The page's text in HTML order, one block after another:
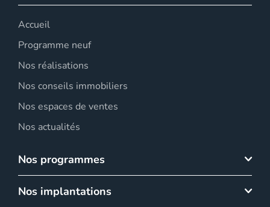
Accueil
Programme neuf
Nos réalisations
Nos conseils immobiliers
Nos espaces de ventes
Nos actualités
Nos programmes
HELIOS
Nos implantations